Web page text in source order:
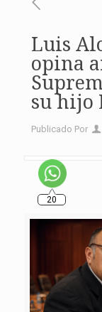
Luis
opina
su hijo
Publicado Por
20